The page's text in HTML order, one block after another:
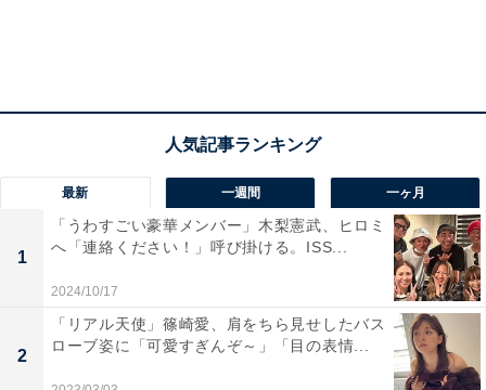
最新 一週間 一ヶ月
1
「うわすごい豪華メンバー」木梨憲武、ヒロミ
へ「連絡ください！」呼び掛ける。ISS...
2024/10/17
2
「リアル天使」篠崎愛、肩をちら見せしたバス
ローブ姿に「可愛すぎんぞ～」「目の表情...